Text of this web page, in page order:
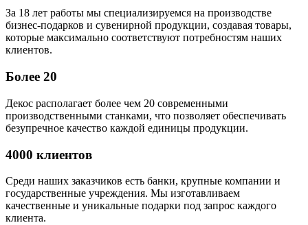
За 18 лет работы мы специализируемся на производстве
бизнес-подарков и сувенирной продукции, создавая товары,
которые максимально соответствуют потребностям наших
клиентов.
Более 20
Декос располагает более чем 20 современными
производственными станками, что позволяет обеспечивать
безупречное качество каждой единицы продукции.
4000 клиентов
Среди наших заказчиков есть банки, крупные компании и
государственные учреждения. Мы изготавливаем
качественные и уникальные подарки под запрос каждого
клиента.